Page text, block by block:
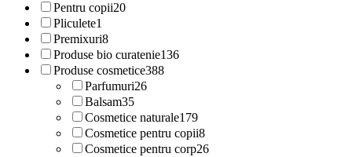
Pentru copii20
Pliculete1
Premixuri8
Produse bio curatenie136
Produse cosmetice388
Parfumuri26
Balsam35
Cosmetice naturale179
Cosmetice pentru copii8
Cosmetice pentru corp26